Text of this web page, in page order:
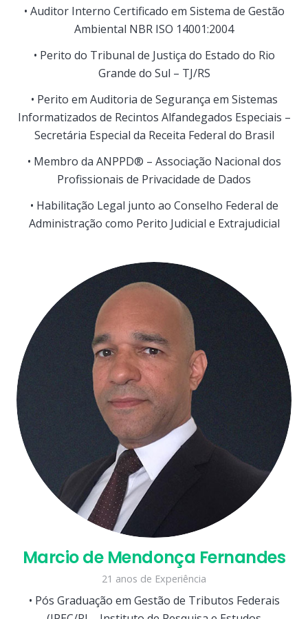
• Auditor Interno Certificado em Sistema de Gestão
Ambiental NBR ISO 14001:2004
• Perito do Tribunal de Justiça do Estado do Rio
Grande do Sul – TJ/RS
• Perito em Auditoria de Segurança em Sistemas
Informatizados de Recintos Alfandegados Especiais –
Secretária Especial da Receita Federal do Brasil
• Membro da ANPPD® – Associação Nacional dos
Profissionais de Privacidade de Dados
• Habilitação Legal junto ao Conselho Federal de
Administração como Perito Judicial e Extrajudicial
Marcio de Mendonça Fernandes
21 anos de Experiência
• Pós Graduação em Gestão de Tributos Federais